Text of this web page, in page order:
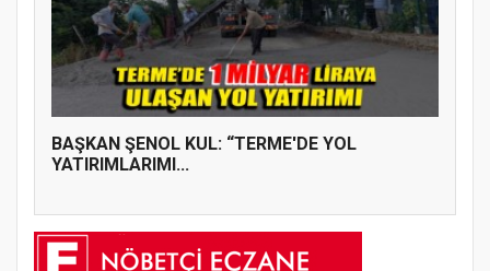
BAŞKAN ŞENOL KUL: “TERME'DE YOL
YATIRIMLARIMI...